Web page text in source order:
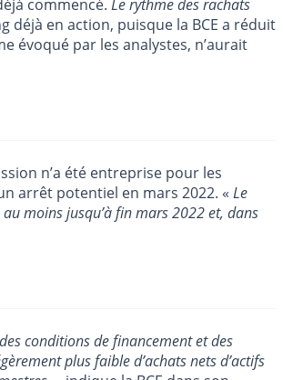
commencé. Le rythme des rachats
déjà en action, puisque la BCE a réduit
évoqué par les analystes, n’aurait
n’a été entreprise pour les
arrêt potentiel en mars 2022. « Le
moins jusqu’à fin mars 2022 et, dans
conditions de financement et des
plus faible d’achats nets d’actifs